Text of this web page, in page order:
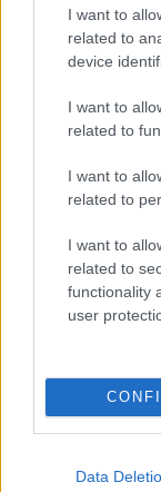
I want to
related to
device
I want to
related to
I want to
related to
I want to
related to
functionality
user
Data
ταινία για τη
Νίκος Ε.
ζωής να
3/08/2026 - 4:40μμ